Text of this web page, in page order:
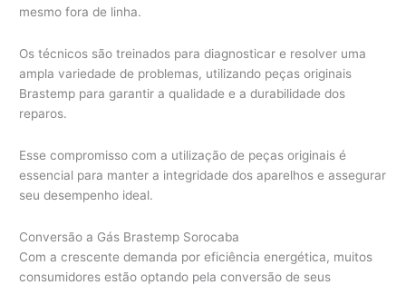
mesmo fora de linha.
Os técnicos são treinados para diagnosticar e resolver uma
ampla variedade de problemas, utilizando peças originais
Brastemp para garantir a qualidade e a durabilidade dos
reparos.
Esse compromisso com a utilização de peças originais é
essencial para manter a integridade dos aparelhos e assegurar
seu desempenho ideal.
Conversão a Gás Brastemp Sorocaba
Com a crescente demanda por eficiência energética, muitos
consumidores estão optando pela conversão de seus